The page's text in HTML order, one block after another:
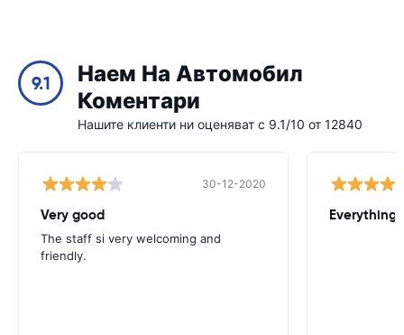
9.1
Наем На Автомобил
Коментари
Нашите клиенти ни оценяват с 9.1/10 от 12840
30-12-2020
Very good
The staff si very welcoming and
friendly.
Everything